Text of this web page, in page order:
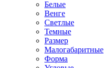
Белые
Венге
Светлые
Темные
Размер
Малогабаритные
Форма